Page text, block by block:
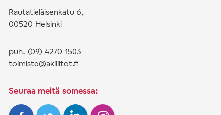
Rautatieläisenkatu 6,
00520 Helsinki
puh. (09) 4270 1503
toimisto@akiliitot.fi
Seuraa meitä somessa: